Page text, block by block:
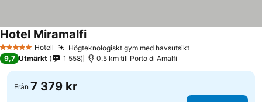
5 Stjärnor Hotell Högteknologiskt gym med havsutsikt
Hotel Miramalfi
9,7 Utmärkt 1 558 0.5 km till Porto di Amalfi
Från 7 379 kr